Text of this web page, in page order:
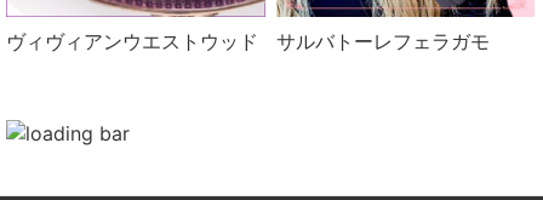
ヴィヴィアンウエストウッド サルバトーレフェラガモ